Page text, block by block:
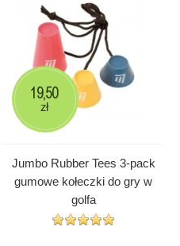
Jumbo Rubber Tees 3-pack
gumowe kołeczki do gry w
golfa
19,50
zł